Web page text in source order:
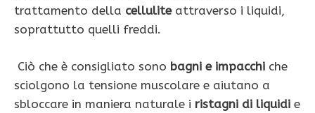
trattamento della celluliteattraverso i liqui­di,
soprattutto quelli freddi.
Ciò che è consigliato sono bagni e impacchi che
sciolgono la tensione muscolare e aiutano a
sbloccare in maniera naturale i ristagni di liquidi e